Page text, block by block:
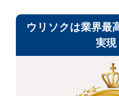
ウリソクは業界最
実現